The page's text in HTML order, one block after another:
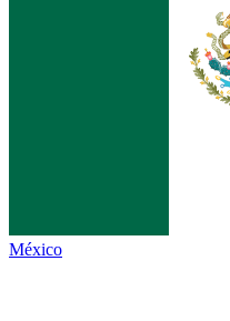
México